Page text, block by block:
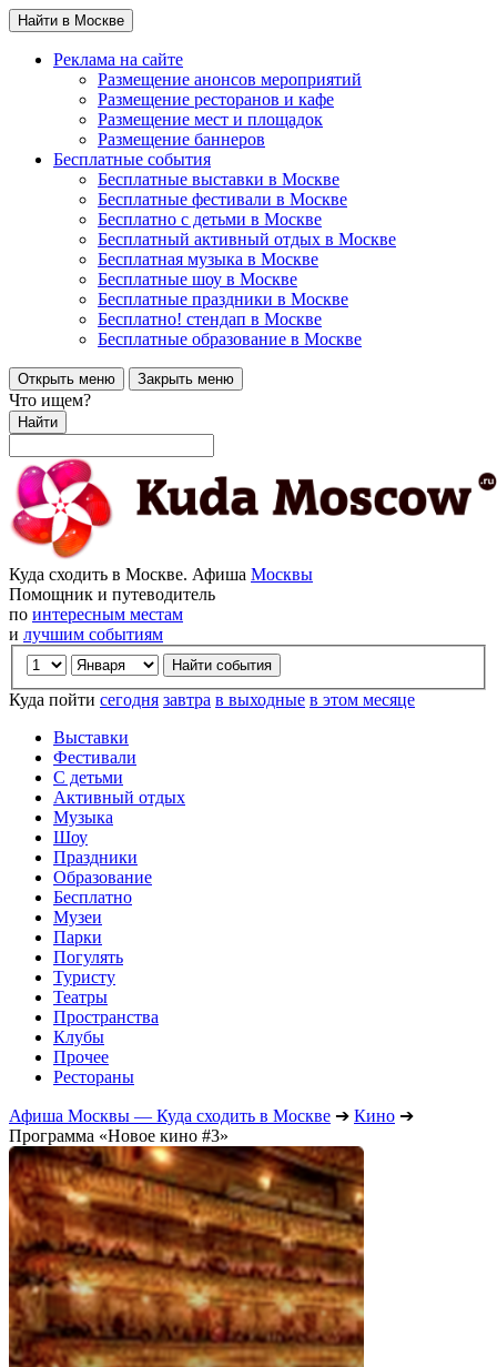
Найти в Москве
Реклама на сайте
Размещение анонсов мероприятий
Размещение ресторанов и кафе
Размещение мест и площадок
Размещение баннеров
Бесплатные события
Бесплатные выставки в Москве
Бесплатные фестивали в Москве
Бесплатно с детьми в Москве
Бесплатный активный отдых в Москве
Бесплатная музыка в Москве
Бесплатные шоу в Москве
Бесплатные праздники в Москве
Бесплатно! стендап в Москве
Бесплатные образование в Москве
Открыть меню Закрыть меню
Что ищем?
Найти
Куда сходить в Москве. Афиша Москвы
Помощник и путеводитель
по интересным местам
и лучшим событиям
Куда пойти сегодня завтра в выходные в этом месяце
Выставки
Фестивали
С детьми
Активный отдых
Музыка
Шоу
Праздники
Образование
Бесплатно
Музеи
Парки
Погулять
Туристу
Театры
Пространства
Клубы
Прочее
Рестораны
Афиша Москвы — Куда сходить в Москве ➔ Кино ➔
Программа «Новое кино #3»